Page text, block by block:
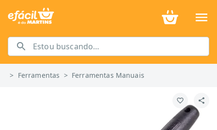
> Ferramentas > Ferramentas Manuais